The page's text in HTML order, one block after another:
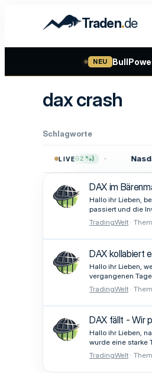
Traden.de
NEU
dax crash
Schlagworte
LIVE
+47,68 (+0,62 %)
DAX im
Hallo ihr Lieben,
passiert und die
TradingWelt
DAX kollabiert
Hallo ihr Lieben,
vergangenen
TradingWelt
DAX fällt - Wir
Hallo ihr Lieben,
wurde eine starke
TradingWelt